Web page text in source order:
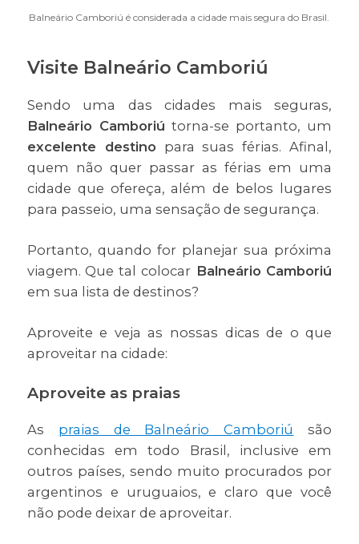
Balneário Camboriú é considerada a cidade mais segura do Brasil.
Visite Balneário Camboriú
Sendo uma das cidades mais seguras,
Balneário Camboriú torna-se portanto, um
excelente destino para suas férias. Afinal,
quem não quer passar as férias em uma
cidade que ofereça, além de belos lugares
para passeio, uma sensação de segurança.
Portanto, quando for planejar sua próxima
viagem. Que tal colocarBalneário Camboriú
em sua lista de destinos?
Aproveite e veja as nossas dicas de o que
aproveitar na cidade:
Aproveite as praias
As praias de Balneário Camboriú
são
conhecidas em todo Brasil, inclusive em
outros países, sendo muito procurados por
argentinos e uruguaios, e claro que você
não pode deixar de aproveitar.